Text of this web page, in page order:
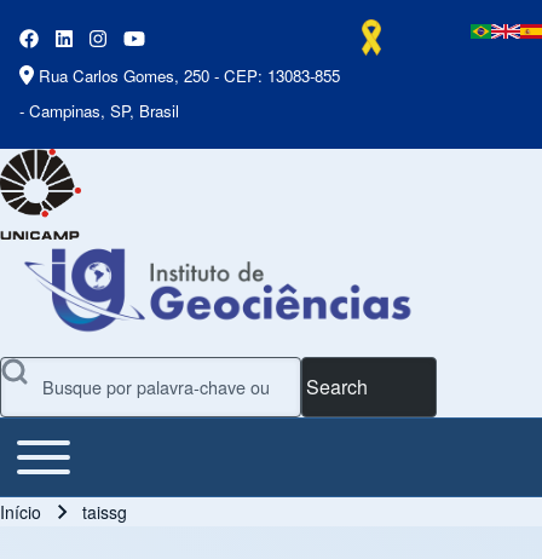
Rua Carlos Gomes, 250 - CEP: 13083-855
- Campinas, SP, Brasil
Search
Main Menu
Toggle main menu
Início taissg